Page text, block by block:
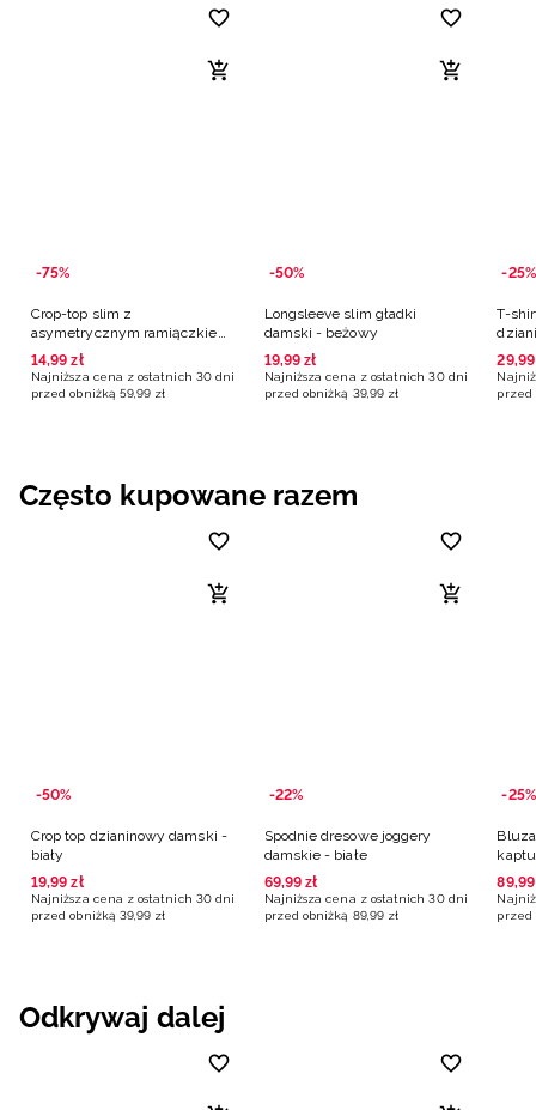
-75%
Crop-top slim z
asymetrycznym ramiączkiem
damski - beżowy
14,99 zł
Najniższa cena z ostatnich 30 dni
przed obniżką 59,99 zł
-50%
Longsleeve slim gładki
damski - beżowy
19,99 zł
Najniższa cena z ostatnich 30 dni
przed obniżką 39,99 zł
-25%
T-
29,99
przed
Często kupowane razem
-50%
Crop top dzianinowy damski -
biały
19,99 zł
Najniższa cena z ostatnich 30 dni
przed obniżką 39,99 zł
-22%
Spodnie dresowe joggery
damskie - białe
69,99 zł
Najniższa cena z ostatnich 30 dni
przed obniżką 89,99 zł
-25%
89,99
przed
Odkrywaj dalej